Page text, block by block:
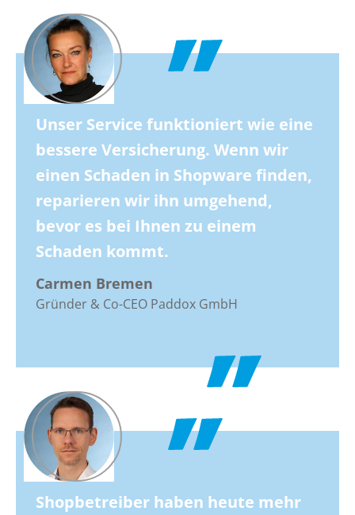
Unser Service funktioniert wie eine
bessere Versicherung. Wenn wir
einen Schaden in Shopware finden,
reparieren wir ihn umgehend,
bevor es bei Ihnen zu einem
Schaden kommt.
Carmen Bremen
Gründer & Co-CEO Paddox GmbH
Shopbetreiber haben heute mehr